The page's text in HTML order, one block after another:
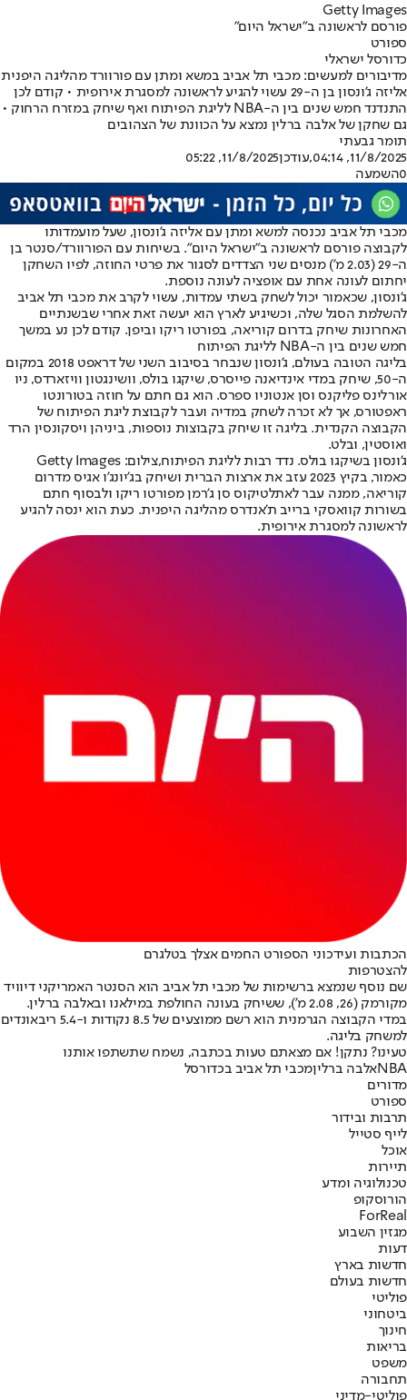
Getty Images
פורסם לראשונה ב"ישראל היום"
ספורט
כדורסל ישראלי
מדיבורים למעשים: מכבי תל אביב במשא ומתן עם פורוורד מהליגה היפנית
אליזה ג'ונסון בן ה-29 עשוי להגיע לראשונה למסגרת אירופית • קודם לכן
התנדנד חמש שנים בין ה-NBA לליגת הפיתוח ואף שיחק במזרח הרחוק •
גם שחקן של אלבה ברלין נמצא על הכוונת של הצהובים
תומר גבעתי
11/8/2025, 04:14
,עודכן11/8/2025, 05:22
0השמעה
מכבי תל אביב נכנסה למשא ומתן עם אליזה ג'ונסון, שעל מועמדותו
לקבוצה פורסם לראשונה ב"ישראל היום". בשיחות עם הפורוורד/סנטר בן
ה-29 (2.03 מ') מנסים שני הצדדים לסגור את פרטי החוזה, לפיו השחקן
יחתום לעונה אחת עם אופציה לעונה נוספת.
ג'ונסון, שכאמור יכול לשחק בשתי עמדות, עשוי לקרב את מכבי תל אביב
להשלמת הסגל שלה, וכשיגיע לארץ הוא יעשה זאת אחרי שבשנתיים
האחרונות שיחק בדרום קוריאה, בפורטו ריקו וביפן. קודם לכן נע במשך
חמש שנים בין ה-NBA לליגת הפיתוח
בליגה הטובה בעולם, ג'ונסון שנבחר בסיבוב השני של דראפט 2018 במקום
ה-50, שיחק במדי אינדיאנה פייסרס, שיקגו בולס, וושינגטון וויזארדס, ניו
אורלינס פליקנס וסן אנטוניו ספרס. הוא גם חתם על חוזה בטורונטו
ראפטורס, אך לא זכרה לשחק במדיה ועבר לקבוצת ליגת הפיתוח של
הקבוצה הקנדית. בליגה זו שיחק בקבוצות נוספות, ביניהן ויסקונסין הרד
ואוסטין, ובלט.
ג'ונסון בשיקגו בולס. נדד רבות לליגת הפיתוח,צילום: Getty Images
כאמור, בקיץ 2023 עזב את ארצות הברית ושיחק בג'יונג'ו אגיס מדרום
קוריאה, ממנה עבר לאתלטיקוס סן ג'רמן מפורטו ריקו ולבסוף חתם
בשורות קוואסקי ברייב ת'אנדרס מהליגה היפנית. כעת הוא ינסה להגיע
לראשונה למסגרת אירופית.
הכתבות ועידכוני הספורט החמים אצלך בטלגרם
להצטרפות
שם נוסף שנמצא ברשימות של מכבי תל אביב הוא הסנטר האמריקני דיוויד
מקורמק (26, 2.08 מ'), ששיחק בעונה החולפת במילאנו ובאלבה ברלין.
במדי הקבוצה הגרמנית הוא רשם ממוצעים של 8.5 נקודות ו-5.4 ריבאונדים
למשחק בליגה.
טעינו? נתקן! אם מצאתם טעות בכתבה, נשמח שתשתפו אותנו
NBAאלבה ברליןמכבי תל אביב בכדורסל
מדורים
ספורט
תרבות ובידור
לייף סטייל
אוכל
תיירות
טכנולוגיה ומדע
הורוסקופ
ForReal
מגזין השבוע
דעות
חדשות בארץ
חדשות בעולם
פוליטי
ביטחוני
חינוך
בריאות
משפט
תחבורה
פוליטי-מדיני